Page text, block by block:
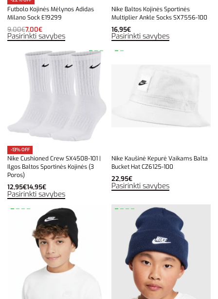
Futbolo Kojinės Mėlynos Adidas
Milano Sock E19299
9,00€7,00€
Pasirinkti savybes
Nike Baltos Kojinės Sportinės
Multiplier Ankle Socks SX7556-100
16,95€
Pasirinkti savybes
-13% OFF
Nike Cushioned Crew SX4508-101 |
Ilgos Baltos Sportinės Kojinės (3
Poros)
12,95€14,95€
Pasirinkti savybes
Nike Kaušinė Kepurė Vaikams Balta
Bucket Hat CZ6125-100
22,95€
Pasirinkti savybes